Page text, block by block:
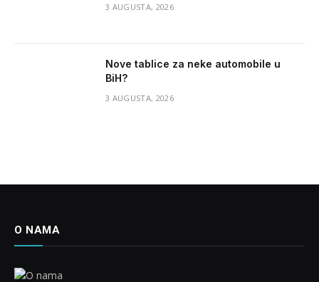
3 AUGUSTA, 2026
Nove tablice za neke automobile u
BiH?
3 AUGUSTA, 2026
O NAMA